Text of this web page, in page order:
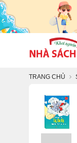
TRANG CHỦ